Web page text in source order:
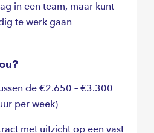
in een team, maar kunt
te werk gaan
de €2.650 – €3.300
per week)
met uitzicht op een vast